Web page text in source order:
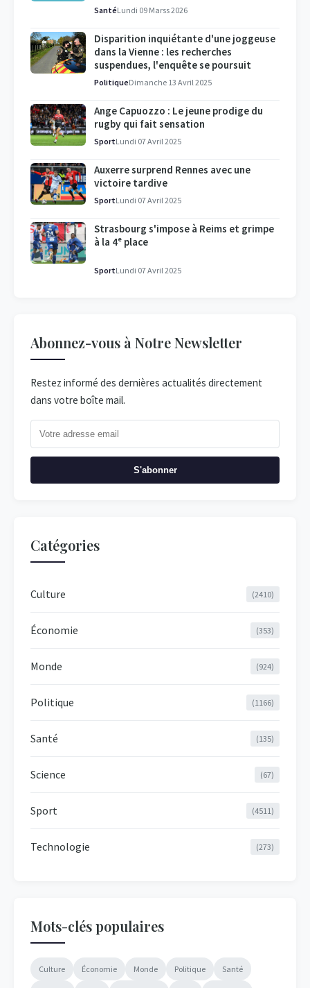
SantéLundi 09 Marss 2026
Disparition inquiétante d'une joggeuse
dans la Vienne : les recherches
suspendues, l'enquête se poursuit
PolitiqueDimanche 13 Avril 2025
Ange Capuozzo : Le jeune prodige du
rugby qui fait sensation
SportLundi 07 Avril 2025
Auxerre surprend Rennes avec une
victoire tardive
SportLundi 07 Avril 2025
Strasbourg s'impose à Reims et grimpe
à la 4ᵉ place
SportLundi 07 Avril 2025
Abonnez-vous à Notre Newsletter
Restez informé des dernières actualités directement
dans votre boîte mail.
S'abonner
Catégories
Culture (2410)
Économie (353)
Monde (924)
Politique (1166)
Santé (135)
Science (67)
Sport (4511)
Technologie (273)
Mots-clés populaires
Culture Économie Monde Politique Santé